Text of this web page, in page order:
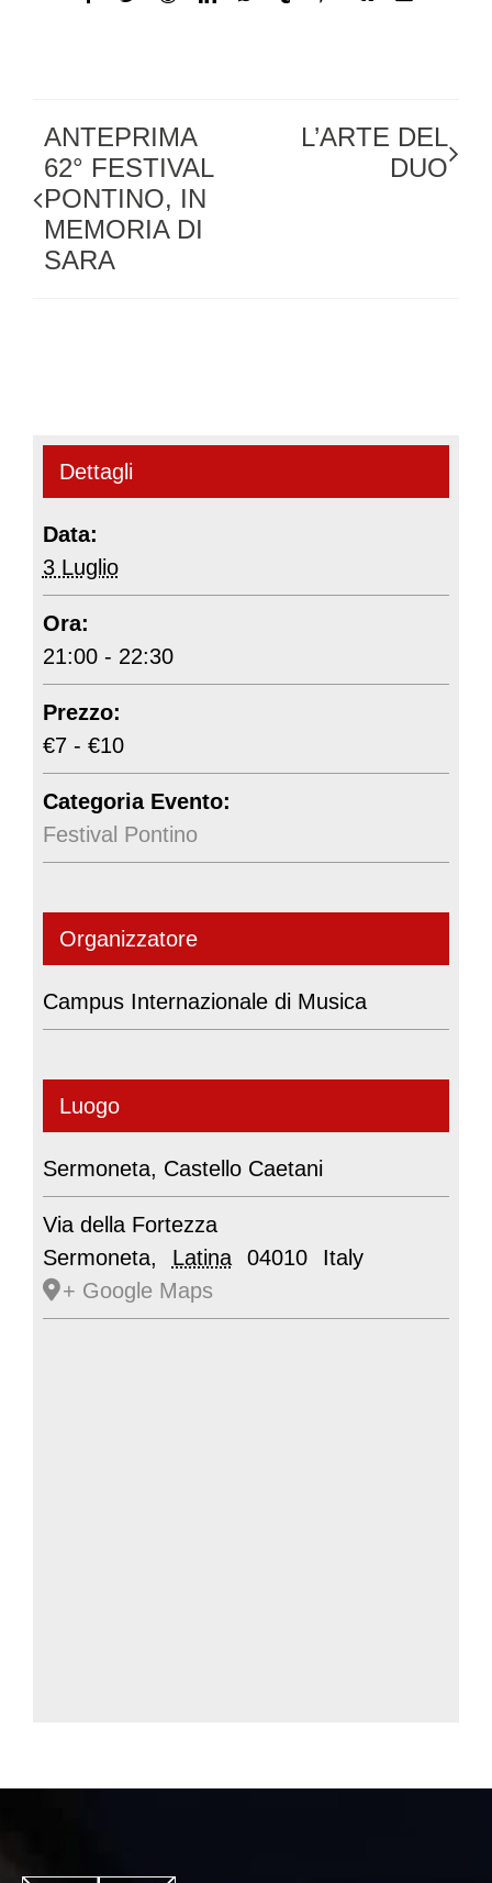
ANTEPRIMA
62° FESTIVAL
PONTINO, IN
MEMORIA DI
SARA
L’ARTE DEL
DUO
Dettagli
Data:
3 Luglio
Ora:
21:00 - 22:30
Prezzo:
€7 - €10
Categoria Evento:
Festival Pontino
Organizzatore
Campus Internazionale di Musica
Luogo
Sermoneta, Castello Caetani
Via della Fortezza
Sermoneta, Latina 04010
Italy
+ Google Maps